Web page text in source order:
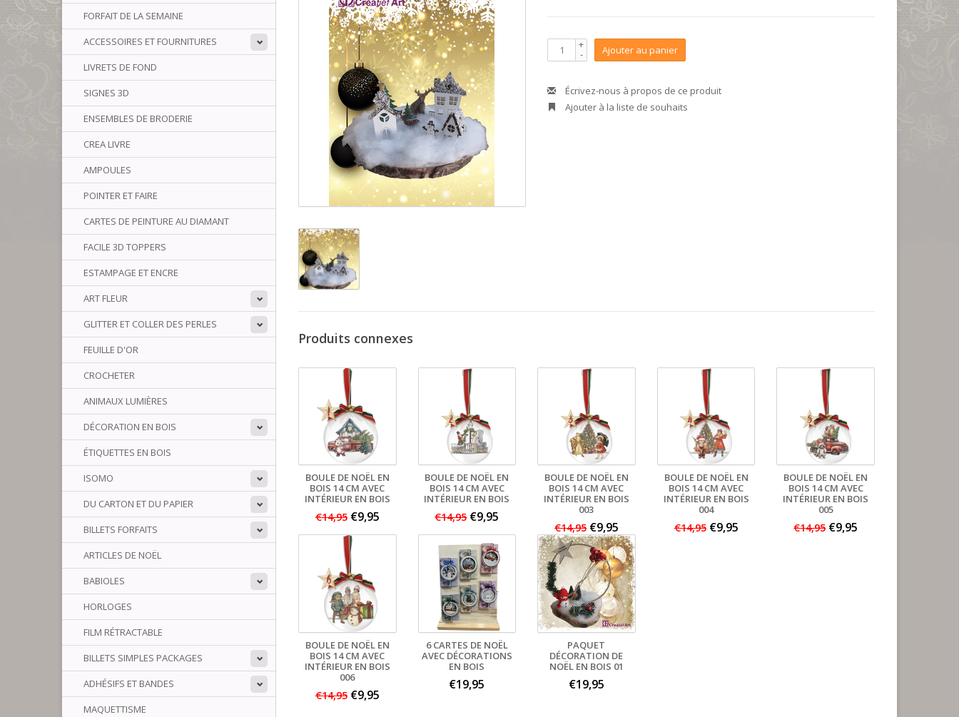
FORFAIT DE LA SEMAINE
ACCESSOIRES ET FOURNITURES
LIVRETS DE FOND
SIGNES 3D
ENSEMBLES DE BRODERIE
CREA LIVRE
AMPOULES
POINTER ET FAIRE
CARTES DE PEINTURE AU DIAMANT
FACILE 3D TOPPERS
ESTAMPAGE ET ENCRE
ART FLEUR
GLITTER ET COLLER DES PERLES
FEUILLE D'OR
CROCHETER
ANIMAUX LUMIÈRES
DÉCORATION EN BOIS
ÉTIQUETTES EN BOIS
ISOMO
DU CARTON ET DU PAPIER
BILLETS FORFAITS
ARTICLES DE NOËL
BABIOLES
HORLOGES
FILM RÉTRACTABLE
BILLETS SIMPLES PACKAGES
ADHÉSIFS ET BANDES
MAQUETTISME
+
- Ajouter au panier
Écrivez-nous à propos de ce produit
Ajouter à la liste de souhaits
Produits connexes
BOULE DE NOËL EN
BOIS 14 CM AVEC
INTÉRIEUR EN BOIS
€14,95€9,95
BOULE DE NOËL EN
BOIS 14 CM AVEC
INTÉRIEUR EN BOIS
€14,95€9,95
BOULE DE NOËL EN
BOIS 14 CM AVEC
INTÉRIEUR EN BOIS
003
€14,95€9,95
BOULE DE NOËL EN
BOIS 14 CM AVEC
INTÉRIEUR EN BOIS
004
€14,95€9,95
BOULE DE NOËL EN
BOIS 14 CM AVEC
INTÉRIEUR EN BOIS
005
€14,95€9,95
BOULE DE NOËL EN
BOIS 14 CM AVEC
INTÉRIEUR EN BOIS
006
€14,95€9,95
6 CARTES DE NOËL
AVEC DÉCORATIONS
EN BOIS
€19,95
PAQUET
DÉCORATION DE
NOËL EN BOIS 01
€19,95